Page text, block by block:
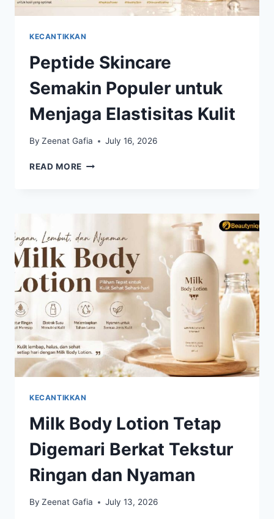
KECANTIKKAN
Peptide Skincare
Semakin Populer untuk
Menjaga Elastisitas Kulit
By Zeenat Gafia July 16, 2026
READ MORE PEPTIDE
UNTUK
ELASTISITAS
KULIT
KECANTIKKAN
Milk Body Lotion Tetap
Digemari Berkat Tekstur
Ringan dan Nyaman
By Zeenat Gafia July 13, 2026